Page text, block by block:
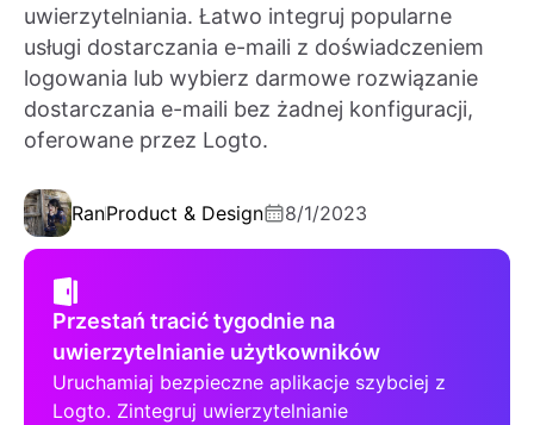
uwierzytelniania. Łatwo integruj popularne
usługi dostarczania e-maili z doświadczeniem
logowania lub wybierz darmowe rozwiązanie
dostarczania e-maili bez żadnej konfiguracji,
oferowane przez Logto.
RanProduct & Design 8/1/2023
Przestań tracić tygodnie na
uwierzytelnianie użytkowników
Uruchamiaj bezpieczne aplikacje szybciej z
Logto. Zintegruj uwierzytelnianie